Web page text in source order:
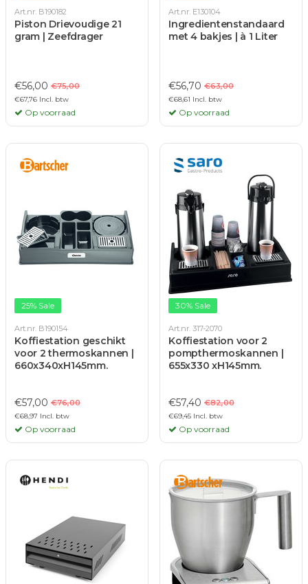
Art.nr. B190182
Piston Drievoudige 21
gram | Zeefdrager
€56,00 €75,00
€67,76 Incl. btw
Op voorraad
Art.nr. E130104
Ingredientenstandaard
met 4 bakjes | à 1 Liter
€56,70 €63,00
€68,61 Incl. btw
Op voorraad
25% Sale
Art.nr. B190154
Koffiestation geschikt
voor 2 thermoskannen |
660x340xH145mm.
€57,00 €76,00
€68,97 Incl. btw
Op voorraad
30% Sale
Art.nr. 317-2070
Koffiestation voor 2
pompthermoskannen |
655x330 xH145mm.
€57,40 €82,00
€69,45 Incl. btw
Op voorraad